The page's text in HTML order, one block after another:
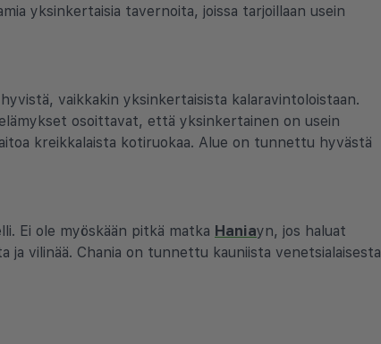
yksinkertaisia tavernoita, joissa tarjoillaan usein
vaikkakin yksinkertaisista kalaravintoloistaan.
osoittavat, että yksinkertainen on usein
kreikkalaista kotiruokaa. Alue on tunnettu hyvästä
Ei ole myöskään pitkä matka Haniayn, jos haluat
ja vilinää. Chania on tunnettu kauniista venetsialaisesta